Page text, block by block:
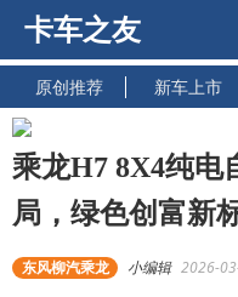
卡车之友
原创推荐 新车上市
乘龙H7 8X4纯电
局，绿色创富新
东风柳汽乘龙 小编辑 2026-